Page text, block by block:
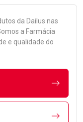
da Dailus nas
a Farmácia
e qualidade do